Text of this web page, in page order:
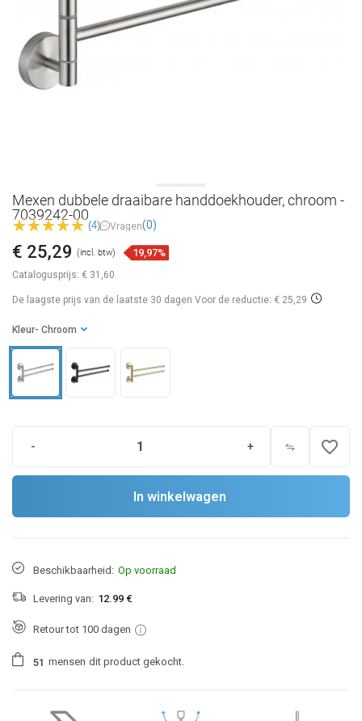
Mexen dubbele draaibare handdoekhouder, chroom -
7039242-00
(4) Vragen(0)
Catalogusprijs: € 31,60
€ 25,29 (incl. btw) 19,97%
De laagste prijs van de laatste 30 dagen Voor de reductie: € 25,29
Kleur - Chroom
- + favorite_border
In winkelwagen
Beschikbaarheid: Op voorraad
Levering van: 12.99 €
Retour tot 100 dagen
51 mensen dit product gekocht.